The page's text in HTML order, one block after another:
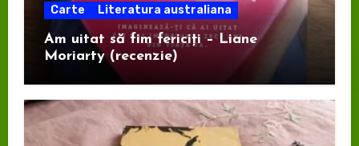
Carte Literatura australiana
Am uitat să fim fericiți – Liane
Moriarty (recenzie)